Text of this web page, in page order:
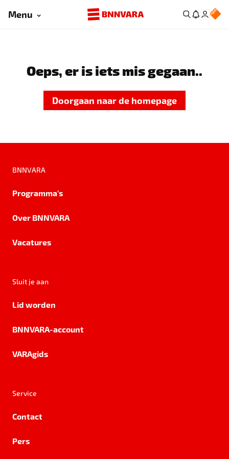
Menu
Oeps, er is iets mis gegaan..
Doorgaan naar de homepage
BNNVARA
Programma's
Over BNNVARA
Vacatures
Sluit je aan
Lid worden
BNNVARA-account
VARAgids
Service
Contact
Pers